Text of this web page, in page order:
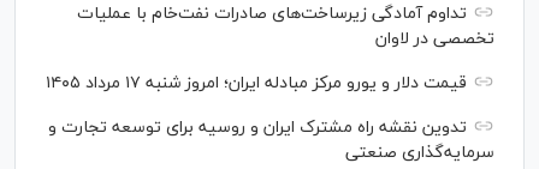
تداوم آمادگی زیرساخت‌های صادرات نفت‌خام با عملیات
تخصصی در لاوان
قیمت دلار و یورو مرکز مبادله ایران؛ امروز شنبه ۱۷ مرداد ۱۴۰۵
تدوین نقشه راه مشترک ایران و روسیه برای توسعه تجارت و
سرمایه‌گذاری صنعتی